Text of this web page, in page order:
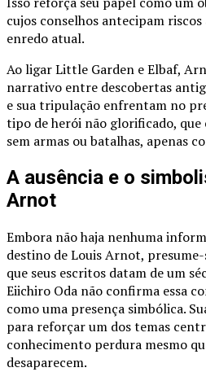
cujos conselhos antecipam
enredo atual.
Ao ligar Little Garden e Elbaf,
narrativo entre descobertas
e sua tripulação enfrentam no
tipo de herói não glorificado,
sem armas ou batalhas, apenas
A ausência e o
Arnot
Embora não haja nenhuma
destino de Louis Arnot,
que seus escritos datam de um
Eiichiro Oda não confirma essa
como uma presença simbólica.
para reforçar um dos temas
conhecimento perdura mesmo
desaparecem.